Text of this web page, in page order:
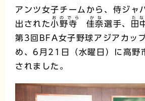
アンツ女子チームから、侍ジャ
出された小野寺 佳奈
おのでら かな
選手、 田
た
第3回BFA女子野球アジアカッ
め、6月21日（水曜日）に高野
されました。